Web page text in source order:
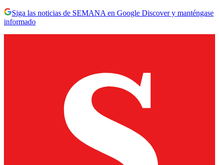
Siga las noticias de SEMANA en Google Discover y manténgase
informado